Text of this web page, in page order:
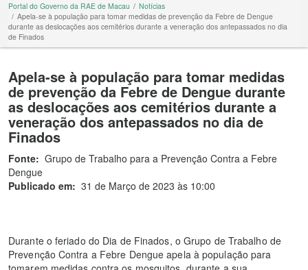
Portal do Governo da RAE de Macau
Notícias
Apela-se à população para tomar medidas de prevenção da Febre de Dengue
durante as deslocações aos cemitérios durante a veneração dos antepassados no dia
de Finados
Apela-se à população para tomar medidas
de prevenção da Febre de Dengue durante
as deslocações aos cemitérios durante a
veneração dos antepassados no dia de
Finados
Fonte: Grupo de Trabalho para a Prevenção Contra a Febre
Dengue
Publicado em: 31 de Março de 2023 às 10:00
Durante o feriado do Dia de Finados, o Grupo de Trabalho de
Prevenção Contra a Febre Dengue apela à população para